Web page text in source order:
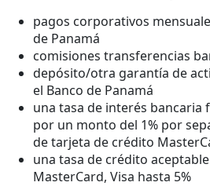
pagos corporativos
de Panamá
comisiones transferencias
depósito/otra garantía de
el Banco de Panamá
una tasa de interés bancaria
por un monto del 1% por
de tarjeta de crédito
una tasa de crédito
MasterCard, Visa hasta 5%